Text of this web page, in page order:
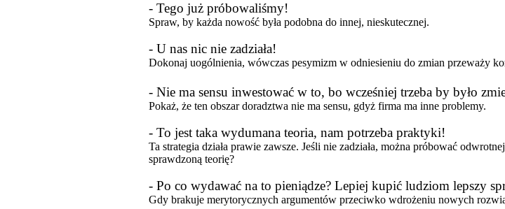
- Tego już próbowaliśmy!
Spraw, by każda nowość była podobna do innej, nieskutecznej.
- U nas nic nie zadziała!
Dokonaj uogólnienia, wówczas pesymizm w odniesieniu do zmian przeważy
- Nie ma sensu inwestować w to, bo wcześniej trzeba by było
Pokaż, że ten obszar doradztwa nie ma sensu, gdyż firma ma inne problemy.
- To jest taka wydumana teoria, nam potrzeba praktyki!
Ta strategia działa prawie zawsze. Jeśli nie zadziała, można próbować
sprawdzoną teorię?
- Po co wydawać na to pieniądze? Lepiej kupić ludziom lepszy
Gdy brakuje merytorycznych argumentów przeciwko wdrożeniu nowych